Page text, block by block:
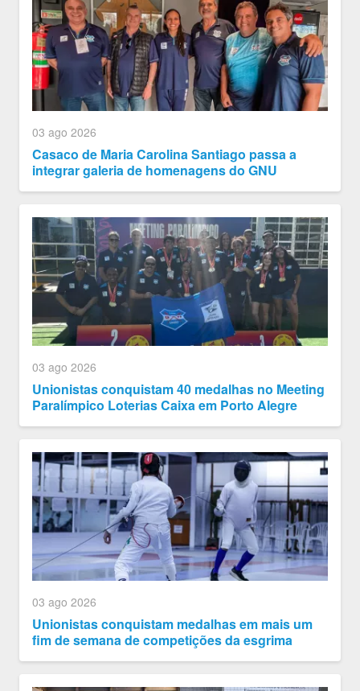
03 ago 2026
Casaco de Maria Carolina Santiago passa a
integrar galeria de homenagens do GNU
03 ago 2026
Unionistas conquistam 40 medalhas no Meeting
Paralímpico Loterias Caixa em Porto Alegre
03 ago 2026
Unionistas conquistam medalhas em mais um
fim de semana de competições da esgrima